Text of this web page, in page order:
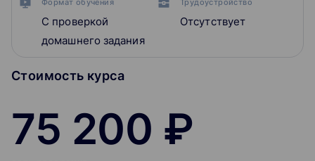
Формат обучения
С проверкой
домашнего задания
Трудоустройство
Отсутствует
Стоимость курса
75 200 ₽